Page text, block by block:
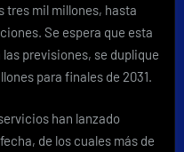
tres mil millones, hasta
Se espera que esta
previsiones, se duplique
para finales de 2031.
han lanzado
de los cuales más de